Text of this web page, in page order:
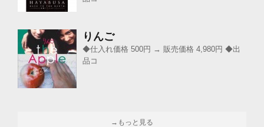
りんご
◆仕入れ価格 500円 → 販売価格 4,980円 ◆出
品コ
→もっと見る